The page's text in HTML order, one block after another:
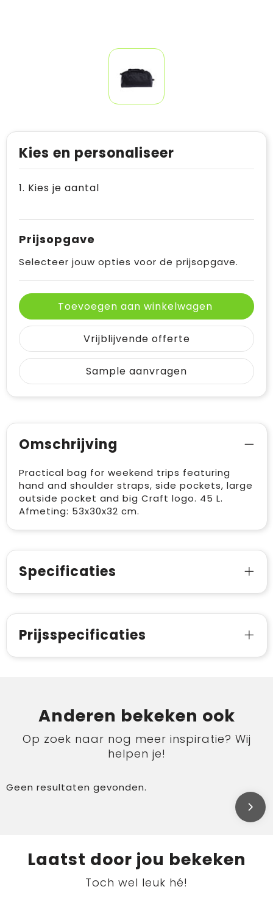
Kies en personaliseer
1. Kies je aantal
Prijsopgave
Selecteer jouw opties voor de prijsopgave.
Toevoegen aan winkelwagen
Vrijblijvende offerte
Sample aanvragen
Omschrijving
Practical bag for weekend trips featuring
hand and shoulder straps, side pockets, large
outside pocket and big Craft logo. 45 L.
Afmeting: 53x30x32 cm.
Specificaties
Prijsspecificaties
Anderen bekeken ook
Op zoek naar nog meer inspiratie? Wij
helpen je!
Geen resultaten gevonden.
Laatst door jou bekeken
Toch wel leuk hé!